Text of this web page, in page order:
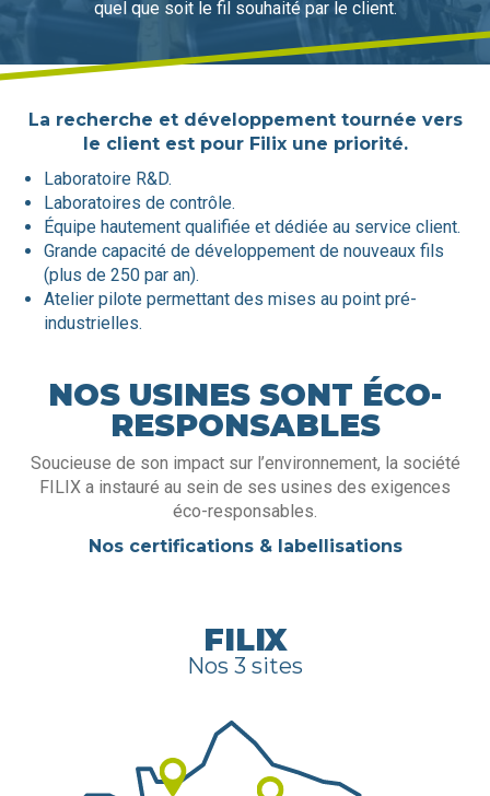
quel que soit le fil souhaité par le client.
La recherche et développement tournée vers
le client est pour Filix une priorité.
Laboratoire R&D.
Laboratoires de contrôle.
Équipe hautement qualifiée et dédiée au service client.
Grande capacité de développement de nouveaux fils
(plus de 250 par an).
Atelier pilote permettant des mises au point pré-
industrielles.
NOS USINES SONT ÉCO-
RESPONSABLES
Soucieuse de son impact sur l’environnement, la société
FILIX a instauré au sein de ses usines des exigences
éco-responsables.
Nos certifications & labellisations
FILIX
Nos 3 sites